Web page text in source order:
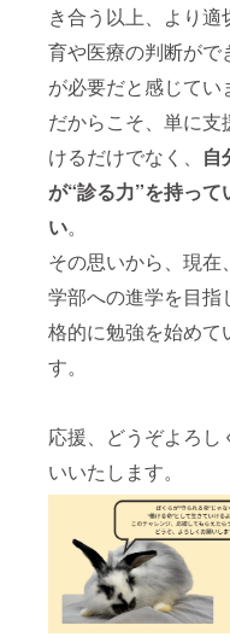
き合う以上、より適
育や医療の判断がで
が必要だと感じてい
だからこそ、単に支
けるだけでなく、 自
が“診る力”を持って
い。
その思いから、現在
学部への進学を目指
格的に勉強を始めて
す。
応援、どうぞよろし
いいたします。